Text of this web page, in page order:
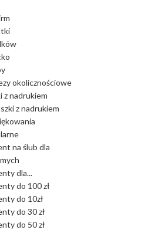
okolicznościowe
z nadrukiem
z nadrukiem
na ślub dla
dla...
do 100 zł
do 10zł
do 30 zł
do 50 zł